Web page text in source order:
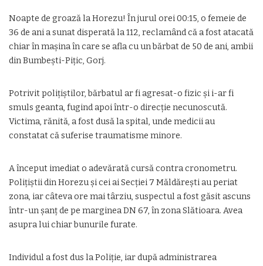
Noapte de groază la Horezu! În jurul orei 00:15, o femeie de
36 de ani a sunat disperată la 112, reclamând că a fost atacată
chiar în mașina în care se afla cu un bărbat de 50 de ani, ambii
din Bumbești-Pițic, Gorj.
Potrivit polițiștilor, bărbatul ar fi agresat-o fizic și i-ar fi
smuls geanta, fugind apoi într-o direcție necunoscută.
Victima, rănită, a fost dusă la spital, unde medicii au
constatat că suferise traumatisme minore.
A început imediat o adevărată cursă contra cronometru.
Polițiștii din Horezu și cei ai Secției 7 Măldărești au periat
zona, iar câteva ore mai târziu, suspectul a fost găsit ascuns
într-un șanț de pe marginea DN 67, în zona Slătioara. Avea
asupra lui chiar bunurile furate.
Individul a fost dus la Poliție, iar după administrarea